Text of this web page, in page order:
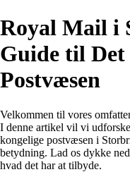
Royal Mail i
Guide til Det
Postvæsen
Velkommen til vores
I denne artikel vil vi
kongelige postvæsen i
betydning. Lad os dykke
hvad det har at tilbyde.